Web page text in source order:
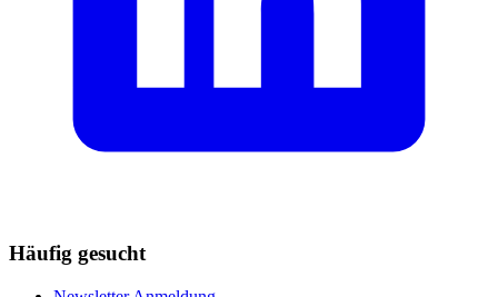
Häufig gesucht